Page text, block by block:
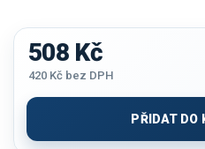
508 Kč
420 Kč bez DPH
cena:
PŘIDAT DO